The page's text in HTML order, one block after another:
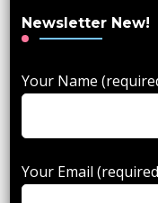
Newsletter New!
Your Name
Your Email